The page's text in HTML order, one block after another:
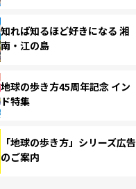
知れば知るほど好きになる 湘
南・江の島
地球の歩き方45周年記念 イン
ド特集
「地球の歩き方」シリーズ広告
のご案内